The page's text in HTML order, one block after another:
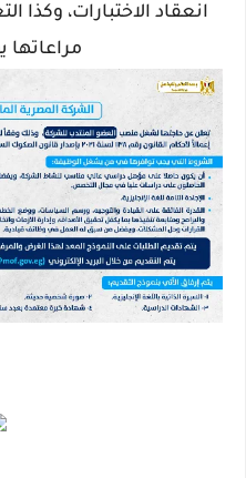
انعقاد الاختبارات، وكذا
مراعاتها